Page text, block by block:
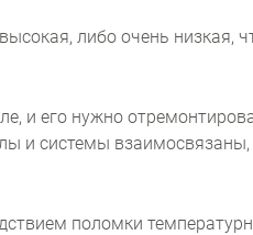
либо очень низкая,
и его нужно
и системы
поломки